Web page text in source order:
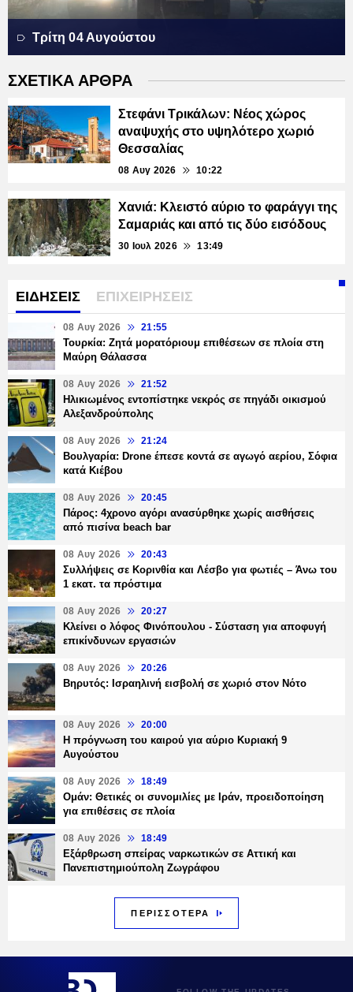
Τρίτη 04 Αυγούστου
ΣΧΕΤΙΚΑ ΑΡΘΡΑ
Στεφάνι Τρικάλων: Νέος χώρος
αναψυχής στο υψηλότερο χωριό
Θεσσαλίας
08 Αυγ 2026 10:22
Χανιά: Κλειστό αύριο το φαράγγι της
Σαμαριάς και από τις δύο εισόδους
30 Ιουλ 2026 13:49
ΕΙΔΗΣΕΙΣ ΕΠΙΧΕΙΡΗΣΕΙΣ
08 Αυγ 2026 21:55
Τουρκία: Ζητά μορατόριουμ επιθέσεων σε πλοία στη
Μαύρη Θάλασσα
08 Αυγ 2026 21:52
Ηλικιωμένος εντοπίστηκε νεκρός σε πηγάδι οικισμού
Αλεξανδρούπολης
08 Αυγ 2026 21:24
Βουλγαρία: Drone έπεσε κοντά σε αγωγό αερίου, Σόφια
κατά Κιέβου
08 Αυγ 2026 20:45
Πάρος: 4χρονο αγόρι ανασύρθηκε χωρίς αισθήσεις
από πισίνα beach bar
08 Αυγ 2026 20:43
Συλλήψεις σε Κορινθία και Λέσβο για φωτιές – Άνω του
1 εκατ. τα πρόστιμα
08 Αυγ 2026 20:27
Κλείνει ο λόφος Φινόπουλου - Σύσταση για αποφυγή
επικίνδυνων εργασιών
08 Αυγ 2026 20:26
Βηρυτός: Ισραηλινή εισβολή σε χωριό στον Νότο
08 Αυγ 2026 20:00
Η πρόγνωση του καιρού για αύριο Κυριακή 9
Αυγούστου
08 Αυγ 2026 18:49
Ομάν: Θετικές οι συνομιλίες με Ιράν, προειδοποίηση
για επιθέσεις σε πλοία
08 Αυγ 2026 18:49
Εξάρθρωση σπείρας ναρκωτικών σε Αττική και
Πανεπιστημιούπολη Ζωγράφου
ΠΕΡΙΣΣΟΤΕΡΑ